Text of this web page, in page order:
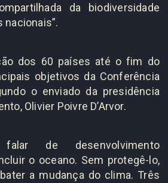
da biodiversidade
dos 60 países até o fim do
objetivos da Conferência
o enviado da presidência
Olivier Poivre D’Arvor.
de desenvolvimento
o oceano. Sem protegê-lo,
a mudança do clima. Três